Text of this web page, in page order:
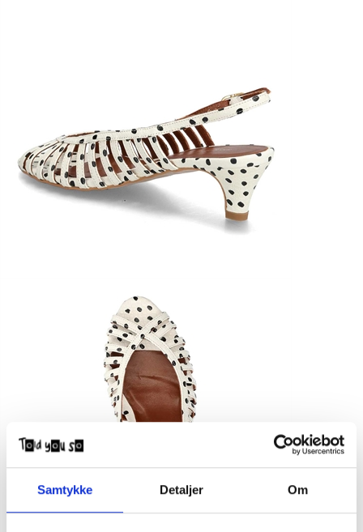
Samtykke Detaljer Om